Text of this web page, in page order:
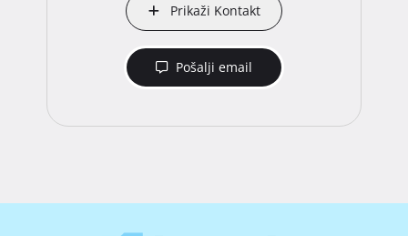
Prikaži Kontakt
Pošalji email